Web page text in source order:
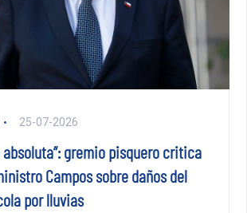
25-07-2026
absoluta”: gremio pisquero critica
Campos sobre daños del
por lluvias